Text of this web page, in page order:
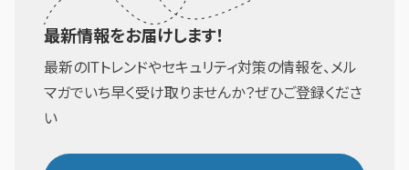
最新情報をお届けします！
最新のITトレンドやセキュリティ対策の情報を、メル
マガでいち早く受け取りませんか？ぜひご登録くださ
い